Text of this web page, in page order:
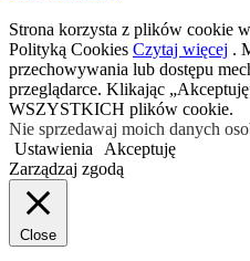
Strona korzysta z plików cookie
Polityką Cookies Czytaj więcej .
przechowywania lub dostępu
przeglądarce. Klikając
WSZYSTKICH plików cookie.
Nie sprzedawaj moich danych
Ustawienia
Akceptuję
Zarządzaj zgodą
Close